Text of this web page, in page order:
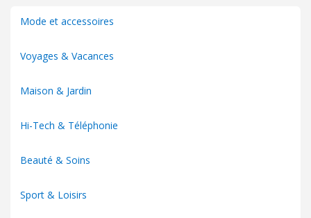
Mode et accessoires
Voyages & Vacances
Maison & Jardin
Hi-Tech & Téléphonie
Beauté & Soins
Sport & Loisirs